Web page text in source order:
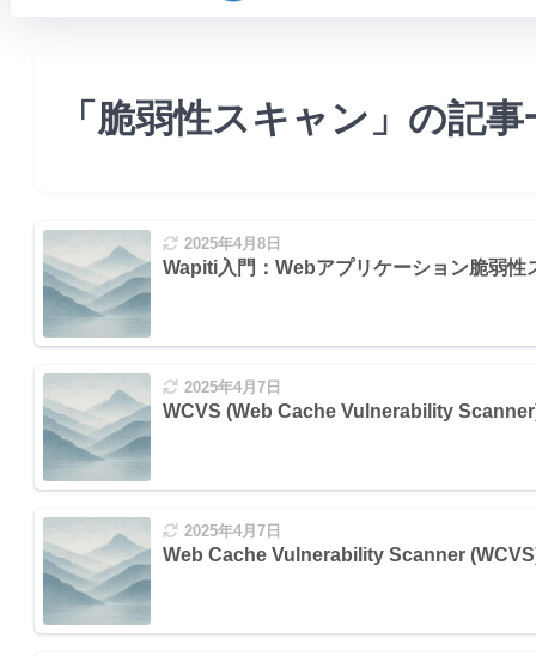
方法 (推奨)
方法
「脆弱性スキャン」の記事
2025年4月8日
Wapiti入門：Webアプリケーション脆弱性
2025年4月7日
WCVS (Web Cache Vulnerability
2025年4月7日
Web Cache Vulnerability Scanner